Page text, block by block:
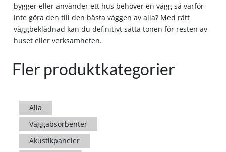
bygger eller använder ett hus behöver en vägg så varför
inte göra den till den bästa väggen av alla? Med rätt
väggbeklädnad kan du definitivt sätta tonen för resten av
huset eller verksamheten.
Fler produktkategorier
Alla
Väggabsorbenter
Akustikpaneler